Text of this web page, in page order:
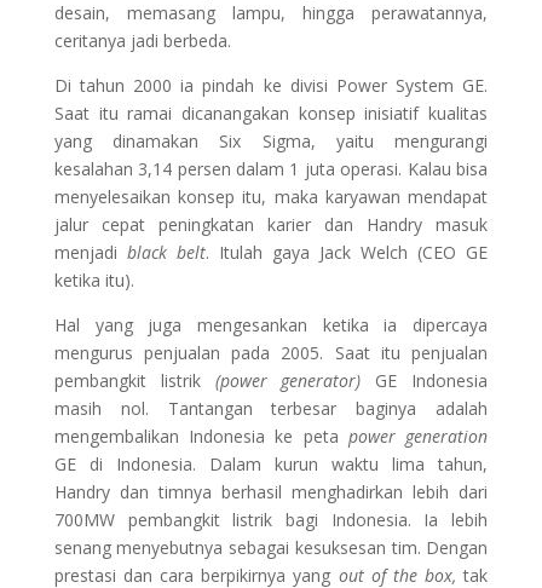
desain, memasang lampu, hingga perawatannya,
ceritanya jadi berbeda.
Di tahun 2000 ia pindah ke divisi Power System GE.
Saat itu ramai dicanangakan konsep inisiatif kualitas
yang dinamakan Six Sigma, yaitu mengurangi
kesalahan 3,14 persen dalam 1 juta operasi. Kalau bisa
menyelesaikan konsep itu, maka karyawan mendapat
jalur cepat peningkatan karier dan Handry masuk
menjadi black belt. Itulah gaya Jack Welch (CEO GE
ketika itu).
Hal yang juga mengesankan ketika ia dipercaya
mengurus penjualan pada 2005. Saat itu penjualan
pembangkit listrik(power generator) GE Indonesia
masih
nol. Tantangan terbesar baginya adalah
mengembalikan Indonesia ke peta power generation
GE di Indonesia. Dalam kurun waktu lima tahun,
Handry dan timnya berhasil menghadirkan lebih dari
700MW pembangkit listrik bagi Indonesia. Ia lebih
senang menyebutnya sebagai kesuksesan tim. Dengan
prestasi dan cara berpikirnya yang out of the box, tak